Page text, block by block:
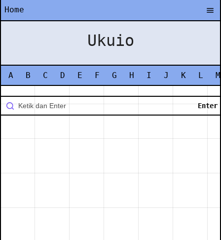
Home
Ukuio
A B C D E F G H I J K L M